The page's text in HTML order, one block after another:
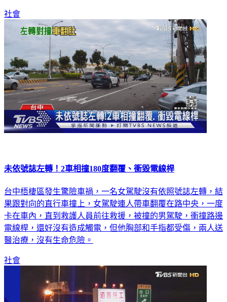
社會
未依號誌左轉！2車相撞180度翻覆、衝毀電線桿
台中梧棲區發生驚險車禍，一名女駕駛沒有依照號誌左轉，結
果跟對向的直行車撞上，女駕駛連人帶車翻覆在路中央，一度
卡在車內，直到救護人員前往救援，被撞的男駕駛，衝撞路邊
電線桿，還好沒有造成觸電，但他胸部和手指都受傷，兩人送
醫治療，沒有生命危險。
社會